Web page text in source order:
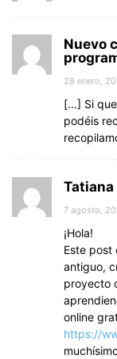
Nuevo
28 enero,
[…] Si
podéis
Tatiana
7 agosto,
¡Hola!
Este post
antiguo,
proyecto
online
https://